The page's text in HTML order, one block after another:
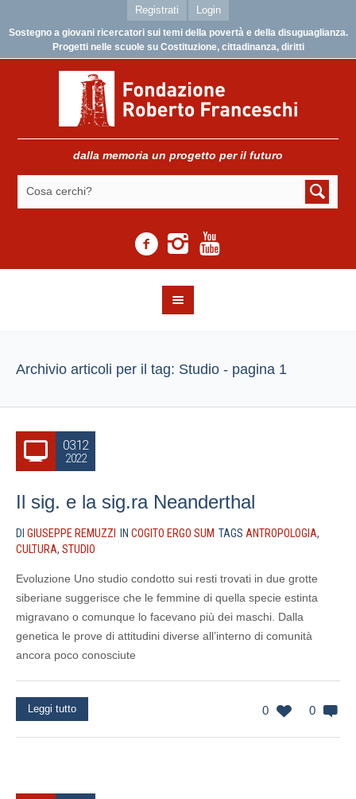
Registrati Login
Sostegno a giovani ricercatori sui temi della povertà e della disuguaglianza.
Progetti nelle scuole su Costituzione, cittadinanza, diritti
dalla memoria un progetto per il futuro
Archivio articoli per il tag: Studio - pagina 1
03.12
2022
Il sig. e la sig.ra Neanderthal
DI GIUSEPPE REMUZZI IN COGITO ERGO SUM TAGS ANTROPOLOGIA,
CULTURA, STUDIO
Evoluzione Uno studio condotto sui resti trovati in due grotte
siberiane suggerisce che le femmine di quella specie estinta
migravano o comunque lo facevano più dei maschi. Dalla
genetica le prove di attitudini diverse all’interno di comunità
ancora poco conosciute
0 0
Leggi tutto